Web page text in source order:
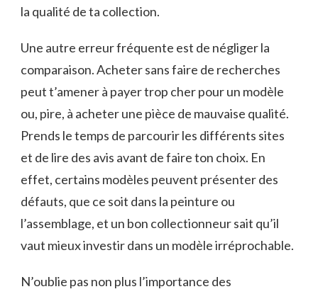
la qualité de ta collection.
Une autre erreur fréquente est de négliger la
comparaison. Acheter sans faire de recherches
peut t’amener à payer trop cher pour un modèle
ou, pire, à acheter une pièce de mauvaise qualité.
Prends le temps de parcourir les différents sites
et de lire des avis avant de faire ton choix. En
effet, certains modèles peuvent présenter des
défauts, que ce soit dans la peinture ou
l’assemblage, et un bon collectionneur sait qu’il
vaut mieux investir dans un modèle irréprochable.
N’oublie pas non plus l’importance des